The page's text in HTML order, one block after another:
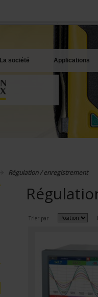
International
Nos
La société Applications
Régulation / enregistrement
Trier par